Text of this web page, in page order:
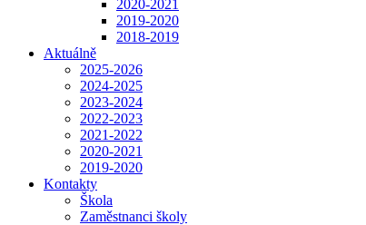
2020-2021
2019-2020
2018-2019
Aktuálně
2025-2026
2024-2025
2023-2024
2022-2023
2021-2022
2020-2021
2019-2020
Kontakty
Škola
Zaměstnanci školy